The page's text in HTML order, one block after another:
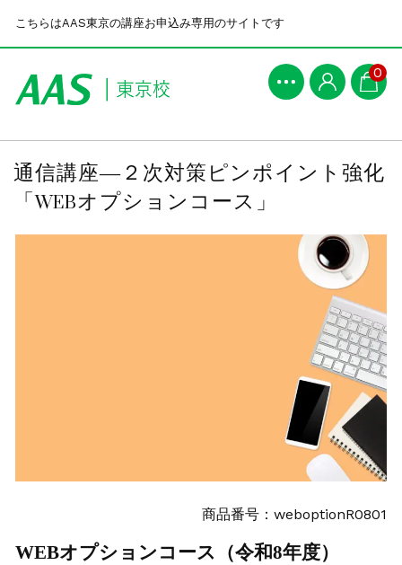
こちらはAAS東京の講座お申込み専用のサイトです
0
通信講座―２次対策ピンポイント強化
「WEBオプションコース」
商品番号：weboptionR0801
WEBオプションコース（令和8年度）